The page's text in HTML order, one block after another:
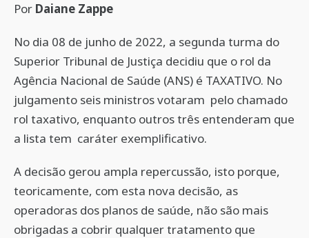
Por Daiane Zappe
No dia 08 de junho de 2022, a segunda turma do
Superior Tribunal de Justiça decidiu que o rol da
Agência Nacional de Saúde (ANS) é TAXATIVO. No
julgamento seis ministros votaram pelo chamado
rol taxativo, enquanto outros três entenderam que
a lista tem caráter exemplificativo.
A decisão gerou ampla repercussão, isto porque,
teoricamente, com esta nova decisão, as
operadoras dos planos de saúde, não são mais
obrigadas a cobrir qualquer tratamento que